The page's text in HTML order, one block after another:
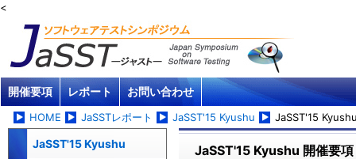
<
開催要項 レポート お問い合わせ
HOME JaSSTレポート JaSST'15 Kyushu JaSST'15
JaSST'15 Kyushu 開催要項
JaSST'15 Kyushu